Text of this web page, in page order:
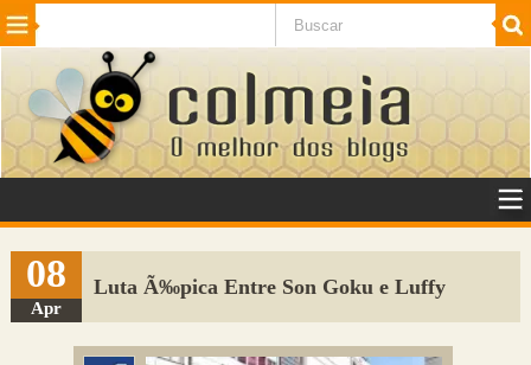
Beleza Cinema e TV
Internet Jogos NotÃ­cias SaÃºde
VeÃ­culos Adulto
Sugerir Link
Adicionar Blog
Colmeia Exchange
08
Apr
Luta Ã‰pica Entre Son Goku e Luffy